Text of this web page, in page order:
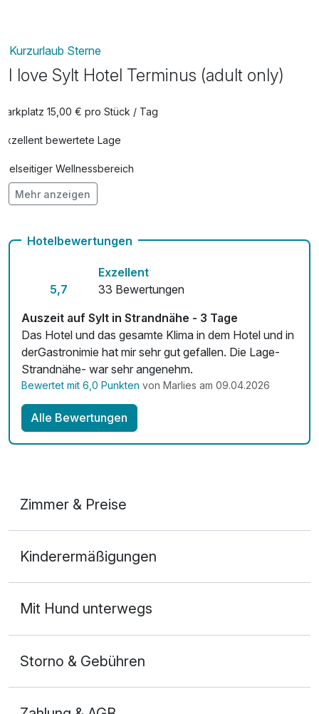
Kurzurlaub Sterne
I love Sylt Hotel Terminus (adult only)
Parkplatz 15,00 € pro Stück / Tag
Exzellent bewertete Lage
Vielseitiger Wellnessbereich
Adults only
Kostenloses W-LAN
Mehr anzeigen
Hotelbewertungen
5,7
Exzellent
33 Bewertungen
Auszeit auf Sylt in Strandnähe - 3 Tage
Das Hotel und das gesamte Klima in dem Hotel und in
derGastronimie hat mir sehr gut gefallen. Die Lage-
Strandnähe- war sehr angenehm.
Bewertet mit 6,0 Punkten von Marlies am 09.04.2026
Alle Bewertungen
Zimmer & Preise
2 Erwachsene
Kinderermäßigungen
Mit Hund unterwegs
Storno & Gebühren